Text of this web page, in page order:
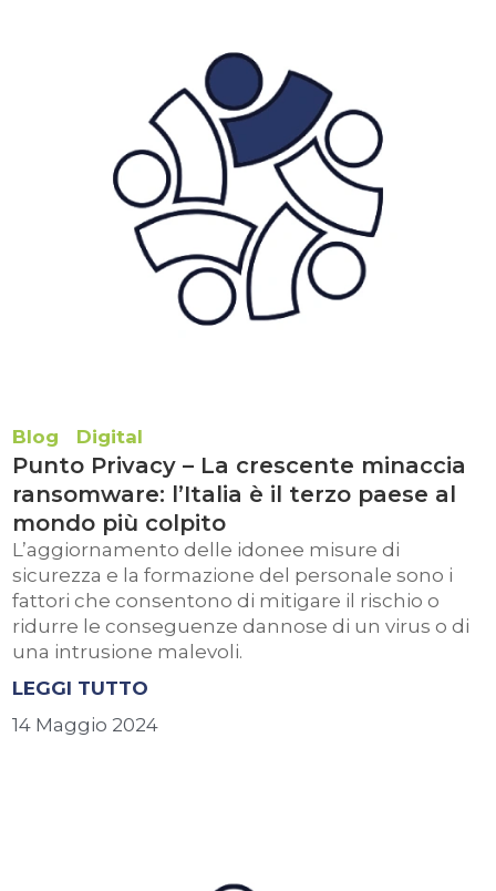
Blog Digital
Punto Privacy – La crescente minaccia
ransomware: l’Italia è il terzo paese al
mondo più colpito
L’aggiornamento delle idonee misure di
sicurezza e la formazione del personale sono i
fattori che consentono di mitigare il rischio o
ridurre le conseguenze dannose di un virus o di
una intrusione malevoli.
LEGGI TUTTO
14 Maggio 2024